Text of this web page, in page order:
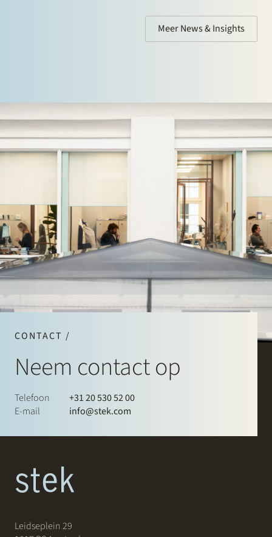
Meer News & Insights
CONTACT /
Neem contact op
Telefoon
+31 20 530 52 00
E-mail
info@stek.com
Leidseplein 29